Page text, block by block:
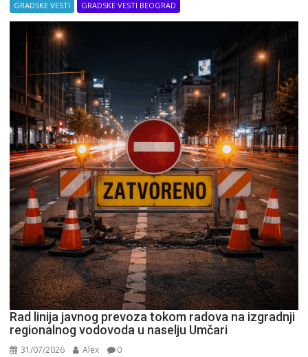
GRADSKE VESTI GRADSKE VESTI BEOGRAD
Rad linija javnog prevoza tokom radova na izgradnji
regionalnog vodovoda u naselju Umčari
31/07/2026 Alex 0